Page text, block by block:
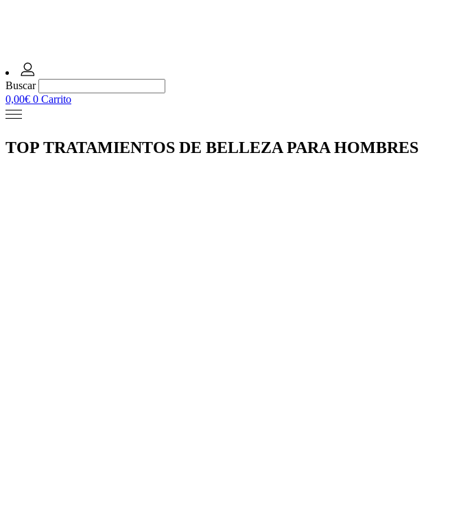
Buscar
0,00€ 0 Carrito
TOP TRATAMIENTOS DE BELLEZA PARA HOMBRES